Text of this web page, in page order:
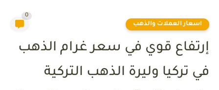
اسعار العملات والذهب
0
إرتفاع قوي في سعر غرام الذهب
في تركيا وليرة الذهب التركية